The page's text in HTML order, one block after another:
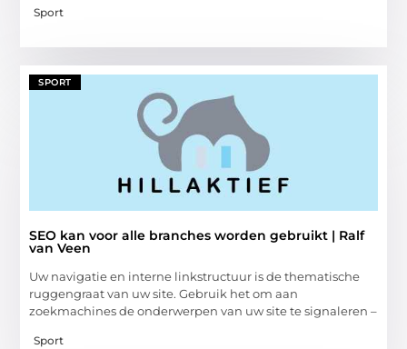
Sport
SPORT
SEO kan voor alle branches worden gebruikt | Ralf
van Veen
Uw navigatie en interne linkstructuur is de thematische
ruggengraat van uw site. Gebruik het om aan
zoekmachines de onderwerpen van uw site te signaleren –
Sport